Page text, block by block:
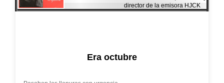
director de la emisora HJCK
Era octubre